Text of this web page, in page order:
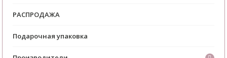
РАСПРОДАЖА
Подарочная упаковка